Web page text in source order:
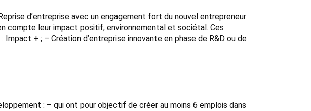
d’entreprise avec un engagement fort du nouvel entrepreneur
compte leur impact positif, environnemental et sociétal. Ces
+ ; – Création d’entreprise innovante en phase de R&D ou de
: – qui ont pour objectif de créer au moins 6 emplois dans